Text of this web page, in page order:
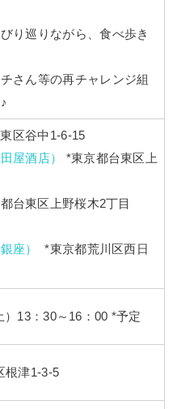
り巡りながら、食べ歩き
さん等の再チャレンジ組
区谷中1-6-15
屋酒店）
*東京都台東区上
台東区上野桜木2丁目
座）
*東京都荒川区西日
）13：30～16：00 *予定
津1-3-5